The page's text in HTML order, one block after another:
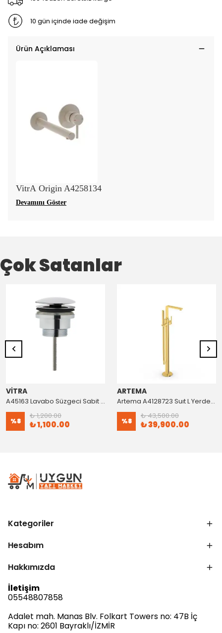
10 gün içinde iade değişim
Ürün Açıklaması
VitrA Origin A4258134
Devamını Göster
Çok Satanlar
VİTRA
A45163 Lavabo Süzgeci Sabit Krom
%8
₺ 1,200.00
₺ 1,100.00
ARTEMA
Artema A4128723 Suıt L Yerden Küvet Bataryası Altın
%8
₺ 43,500.00
₺ 39,900.00
Kategoriler
Hesabım
Hakkımızda
İletişim
05548807858
Adalet mah. Manas Blv. Folkart Towers no: 47B İç
Kapı no: 2601 Bayraklı/İZMİR